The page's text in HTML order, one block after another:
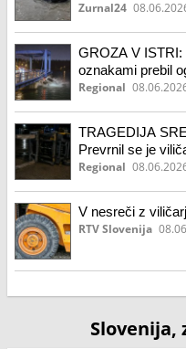
Zurnal24
GROZA V
oznakami prebil
Regional
TRAGEDIJA
Prevrnil se je
Regional
V nesreči z
RTV Slovenija
Slovenija,